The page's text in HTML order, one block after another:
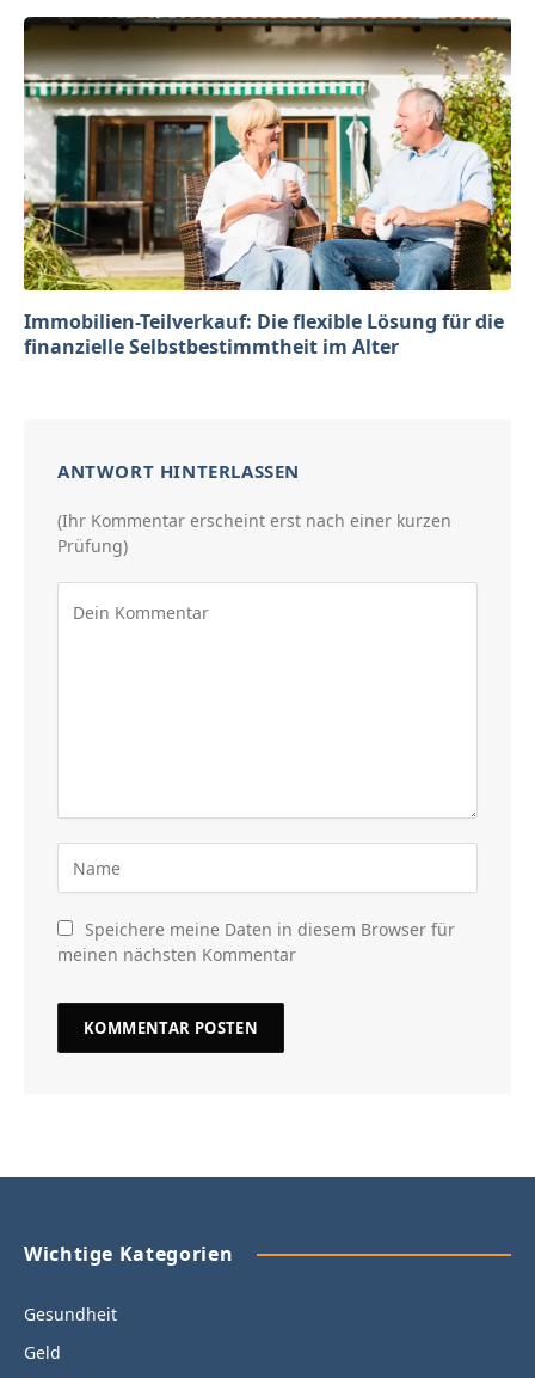
Immobilien-Teilverkauf: Die flexible Lösung für die
finanzielle Selbstbestimmtheit im Alter
ANTWORT HINTERLASSEN
(Ihr Kommentar erscheint erst nach einer kurzen
Prüfung)
Speichere meine Daten in diesem Browser für
meinen nächsten Kommentar
Wichtige Kategorien
Gesundheit
Geld